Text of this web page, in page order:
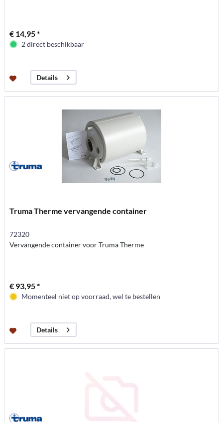
€ 14,95 *
2 direct beschikbaar
Details
Truma Therme vervangende container
72320
Vervangende container voor Truma Therme
€ 93,95 *
Momenteel niet op voorraad, wel te bestellen
Details